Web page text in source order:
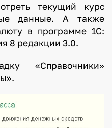
текущий курс
данные. А также
в программе 1С:
8 редакции 3.0.
«Справочники»